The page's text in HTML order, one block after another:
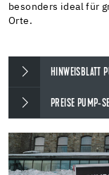
besonders ideal für
Orte.
HINWEISBLATT
PREISE PUMP-